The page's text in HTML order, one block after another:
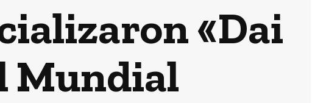
«Dai
Mundial